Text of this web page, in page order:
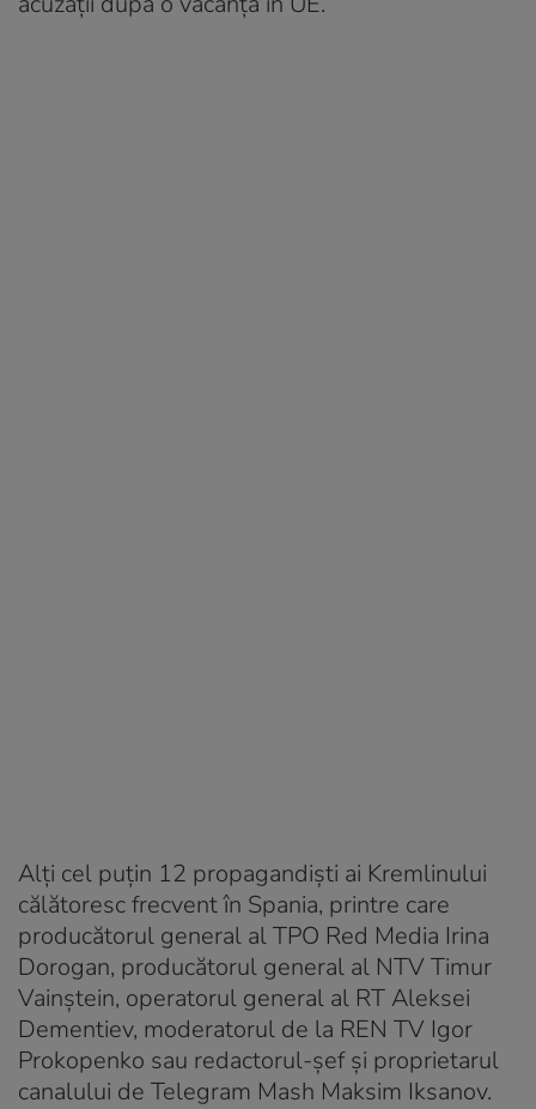
Alți cel puțin 12 propagandiști ai Kremlinului
călătoresc frecvent în Spania, printre care
producătorul general al TPO Red Media Irina
Dorogan, producătorul general al NTV Timur
Vainștein, operatorul general al RT Aleksei
Dementiev, moderatorul de la REN TV Igor
Prokopenko sau redactorul-șef și proprietarul
canalului de Telegram Mash Maksim Iksanov.